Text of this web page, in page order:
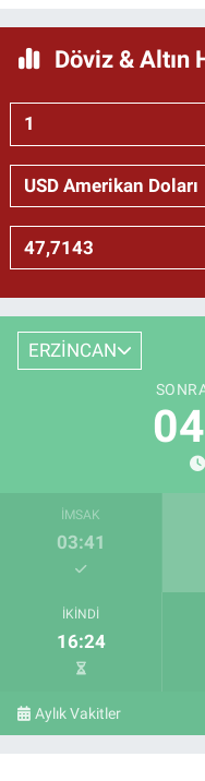
Döviz & Altın
ERZİNCAN
İMSAK
03:41
İKINDI
16:24
Aylık Vakitler